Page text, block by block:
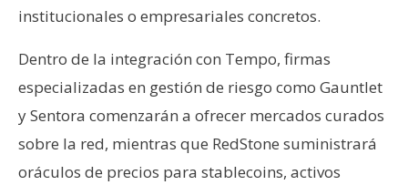
institucionales o empresariales concretos.
Dentro de la integración con Tempo, firmas
especializadas en gestión de riesgo como Gauntlet
y Sentora comenzarán a ofrecer mercados curados
sobre la red, mientras que RedStone suministrará
oráculos de precios para stablecoins, activos